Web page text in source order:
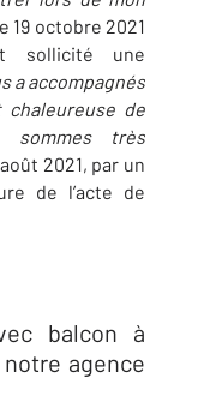
19 octobre 2021
sollicité une
a accompagnés
de
très
2021, par un
de l’acte de
balcon à
agence